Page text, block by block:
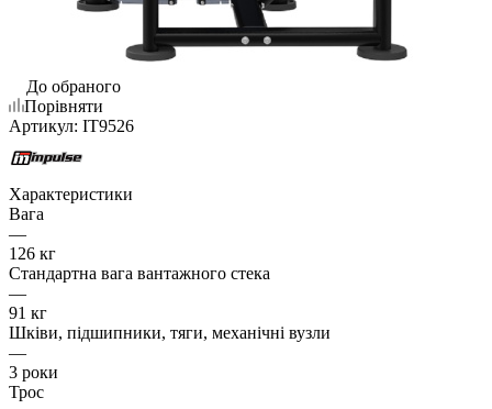
До обраного
Порівняти
Артикул: IT9526
Характеристики
Вага
—
126 кг
Стандартна вага вантажного стека
—
91 кг
Шківи, підшипники, тяги, механічні вузли
—
3 роки
Трос